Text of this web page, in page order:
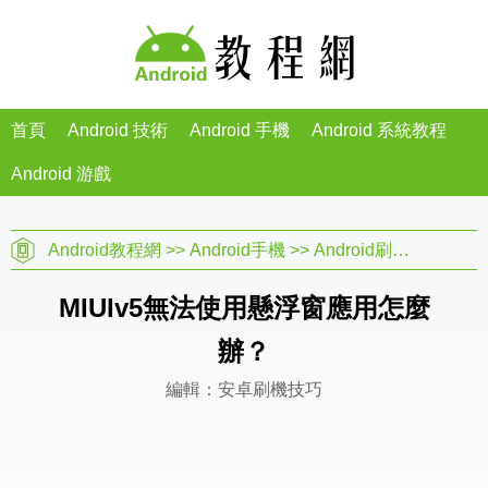
首頁 Android 技術 Android 手機 Android 系統教程
Android 游戲
Android教程網 >> Android手機 >> Android刷機教程
MIUIv5無法使用懸浮窗應用怎麼
辦？
編輯：安卓刷機技巧